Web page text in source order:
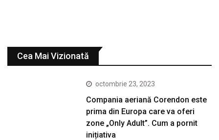
Cea Mai Vizionată
octombrie 23, 2023
Compania aeriană Corendon este
prima din Europa care va oferi
zone „Only Adult”. Cum a pornit
inițiativa